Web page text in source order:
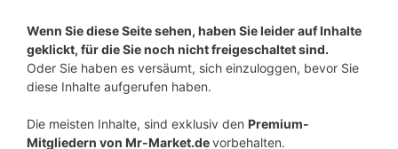
Wenn Sie diese Seite sehen, haben Sie leider auf Inhalte
geklickt, für die Sie noch nicht freigeschaltet sind.
Oder Sie haben es versäumt, sich einzuloggen, bevor Sie
diese Inhalte aufgerufen haben.
Die meisten Inhalte, sind exklusiv den Premium-
Mitgliedern von Mr-Market.devorbehalten.